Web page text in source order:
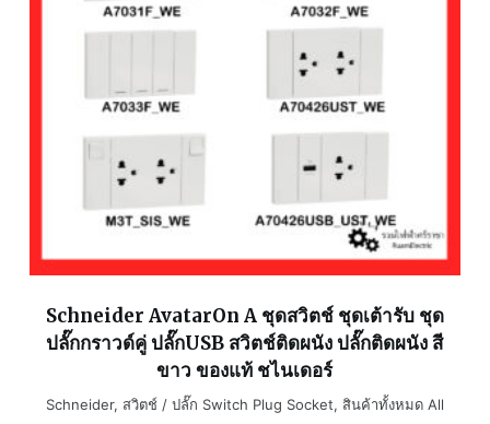
Schneider AvatarOn A ชุดสวิตช์ ชุดเต้ารับ ชุด
ปลั๊กกราวด์คู่ ปลั๊กUSB สวิตช์ติดผนัง ปลั๊กติดผนัง สี
ขาว ของแท้ ชไนเดอร์
Schneider, สวิตช์ / ปลั๊ก Switch Plug Socket, สินค้าทั้งหมด All